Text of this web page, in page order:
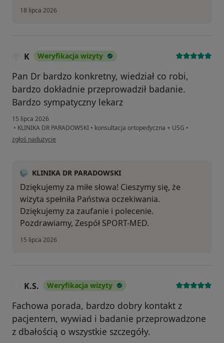
18 lipca 2026
K Weryfikacja wizyty
Pan Dr bardzo konkretny, wiedział co robi,
bardzo dokładnie przeprowadził badanie.
Bardzo sympatyczny lekarz
15 lipca 2026
• KLINIKA DR PARADOWSKI • konsultacja ortopedyczna + USG •
w opinii użytkownika K
zgłoś nadużycie
KLINIKA DR PARADOWSKI
Dziękujemy za miłe słowa! Cieszymy się, że
wizyta spełniła Państwa oczekiwania.
Dziękujemy za zaufanie i polecenie.
Pozdrawiamy, Zespół SPORT-MED.
15 lipca 2026
K.S. Weryfikacja wizyty
Fachowa porada, bardzo dobry kontakt z
pacjentem, wywiad i badanie przeprowadzone
z dbałością o wszystkie szczegóły.